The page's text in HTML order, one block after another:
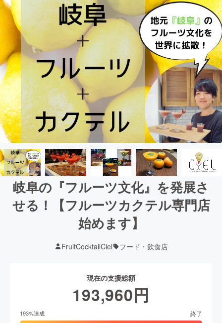
岐阜の『フルーツ文化』を発展さ
せる！【フルーツカクテル専門店
始めます】
FruitCocktailCiel フード・飲食店
現在の支援総額
193,960円
193%達成 終了